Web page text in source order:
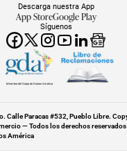
Síguenos
Descarga nuestra App
App StoreGoogle Play
Miembro del Grupo de Diarios América
Calle Paracas #532, Pueblo Libre.
— Todos los derechos reservados
América